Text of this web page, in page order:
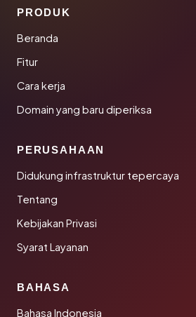
PRODUK
Beranda
Fitur
Cara kerja
Domain yang baru diperiksa
PERUSAHAAN
Didukung infrastruktur tepercaya
Tentang
Kebijakan Privasi
Syarat Layanan
BAHASA
Bahasa Indonesia